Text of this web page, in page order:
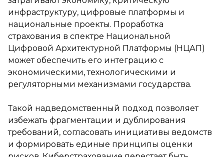
инфраструктуру, цифровые платформы и
национальные проекты. Проработка
страхования в спектре Национальной
Цифровой Архитектурной Платформы (НЦАП)
может обеспечить его интеграцию с
экономическими, технологическими и
регуляторными механизмами государства.
Такой надведомственный подход позволяет
избежать фрагментации и дублирования
требований, согласовать инициативы ведомств
и формировать единые принципы оценки